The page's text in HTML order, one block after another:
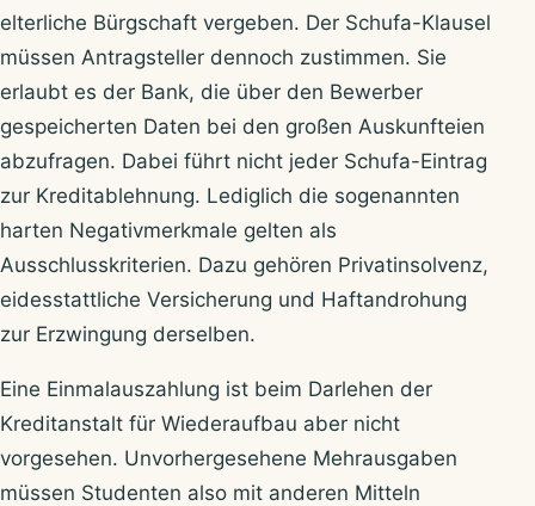
elterliche Bürgschaft vergeben. Der Schufa-Klausel
müssen Antragsteller dennoch zustimmen. Sie
erlaubt es der Bank, die über den Bewerber
gespeicherten Daten bei den großen Auskunfteien
abzufragen. Dabei führt nicht jeder Schufa-Eintrag
zur Kreditablehnung. Lediglich die sogenannten
harten Negativmerkmale gelten als
Ausschlusskriterien. Dazu gehören Privatinsolvenz,
eidesstattliche Versicherung und Haftandrohung
zur Erzwingung derselben.
Eine Einmalauszahlung ist beim Darlehen der
Kreditanstalt für Wiederaufbau aber nicht
vorgesehen. Unvorhergesehene Mehrausgaben
müssen Studenten also mit anderen Mitteln